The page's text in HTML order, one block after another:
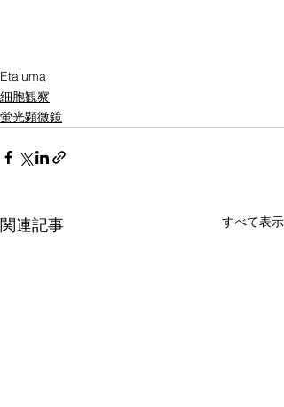
Etaluma
細胞観察
蛍光顕微鏡
関連記事 すべて表示